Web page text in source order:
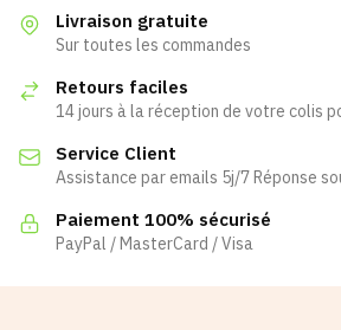
variations.
Les
peuvent
choisies
sur
la
page
Livraison gratuite
Sur toutes les commandes
Retours faciles
14 jours à la réception de votre colis
Service Client
Assistance par emails 5j/7 Réponse
Paiement 100% sécurisé
PayPal / MasterCard / Visa